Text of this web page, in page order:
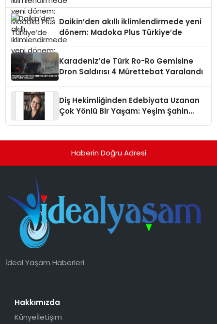
Daikin’den akıllı iklimlendirmede yeni
dönem: Madoka Plus Türkiye’de
Karadeniz’de Türk Ro-Ro Gemisine
Dron Saldırısı 4 Mürettebat Yaralandı
Diş Hekimliğinden Edebiyata Uzanan
Çok Yönlü Bir Yaşam: Yeşim Şahin
Haberin Doğru Adresi
İdeal Yaşam Haberleri
Hakkımızda
Künyeİletişim